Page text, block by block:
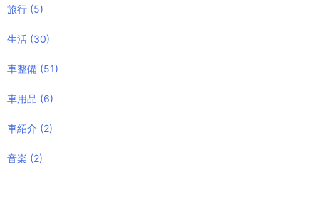
旅行 (5)
生活 (30)
車整備 (51)
車用品 (6)
車紹介 (2)
音楽 (2)